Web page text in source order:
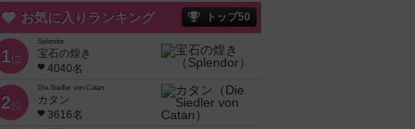
お気に入りランキング トップ50
1位
Splendor
宝石の煌き
4040名
2位
Die Siedler von Catan
カタン
3616名